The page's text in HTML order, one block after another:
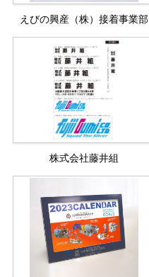
えびの興産（株）接着事業部
株式会社藤井組